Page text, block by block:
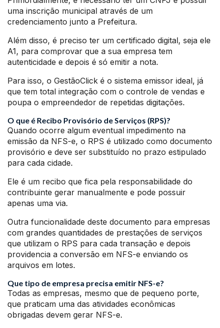
uma inscrição municipal através de um
credenciamento junto a Prefeitura.
Além disso, é preciso ter um certificado digital, seja ele
A1, para comprovar que a sua empresa tem
autenticidade e depois é só emitir a nota.
Para isso, o GestãoClick é o sistema emissor ideal, já
que tem total integração com o controle de vendas e
poupa o empreendedor de repetidas digitações.
O que é Recibo Provisório de Serviços (RPS)?
Quando ocorre algum eventual impedimento na
emissão da NFS-e, o RPS é utilizado como documento
provisório e deve ser substituído no prazo estipulado
para cada cidade.
Ele é um recibo que fica pela responsabilidade do
contribuinte gerar manualmente e pode possuir
apenas uma via.
Outra funcionalidade deste documento para empresas
com grandes quantidades de prestações de serviços
que utilizam o RPS para cada transação e depois
providencia a conversão em NFS-e enviando os
arquivos em lotes.
Que tipo de empresa precisa emitir NFS-e?
Todas as empresas, mesmo que de pequeno porte,
que praticam uma das atividades econômicas
obrigadas devem gerar NFS-e.